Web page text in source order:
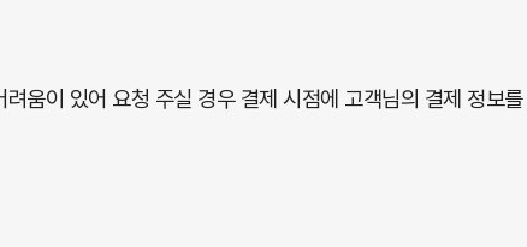
움이 있어 요청 주실 경우 결제 시점에 고객님의 결제 정보